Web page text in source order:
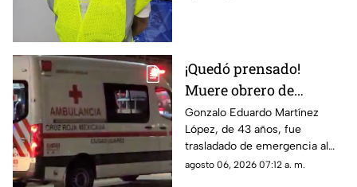
¡Quedó prensado!
Muere obrero de
maquiladora tras
caerle maquinaria
pesada en Ciudad
Juárez
Gonzalo Eduardo Martínez
López, de 43 años, fue
trasladado de emergencia al
Hospital 66 del IMSS tras
agosto 06, 2026 07:12 a. m.